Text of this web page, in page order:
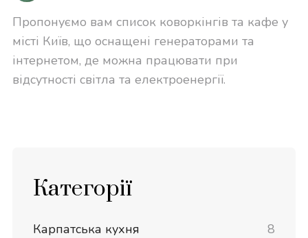
Пропонуємо вам список коворкінгів та кафе у
місті Київ, що оснащені генераторами та
інтернетом, де можна працювати при
відсутності світла та електроенергії.
Категорії
Карпатська кухня
8